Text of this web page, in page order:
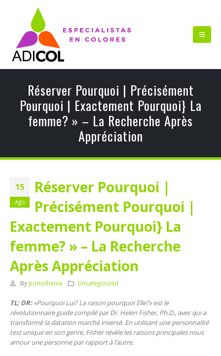
Réserver Pourquoi | Précisément
Pourquoi | Exactement Pourquoi} La
femme? » – La Recherche Après
Appréciation
15
Ago
Réserver Pourquoi |
Précisément Pourquoi |
Exactement Pourquoi} La
femme? » – La Recherche
Après Appréciation
By portotheme Uncategorized
TL; DR:«Pourquoi Lui? La raison pourquoi Elle?» est le
révolutionnaire guide compilé par Dr. Helen Fisher, Ph.D., avec qui a
transformé la datation marché inversé. En utilisant une personnalité
test unique en son genre, Fisher révèle les raisons principales nous
amour une personne par rapport à l’autre.